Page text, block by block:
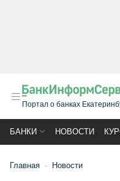
Портал о банках
БАНКИ НОВОСТИ
Главная Новости